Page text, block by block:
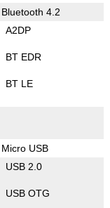
Bluetooth 4.2
A2DP
BT EDR
BT LE
Micro USB
USB 2.0
USB OTG